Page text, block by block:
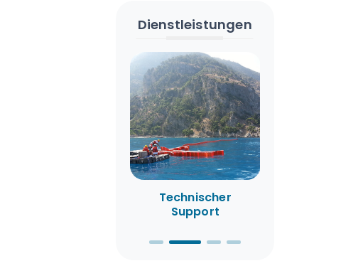
Dienstleistungen
Technischer
Support